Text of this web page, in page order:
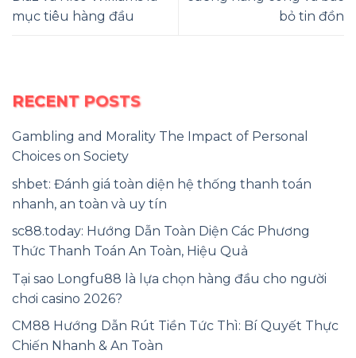
mục tiêu hàng đầu
bỏ tin đồn
RECENT POSTS
Gambling and Morality The Impact of Personal
Choices on Society
shbet: Đánh giá toàn diện hệ thống thanh toán
nhanh, an toàn và uy tín
sc88.today: Hướng Dẫn Toàn Diện Các Phương
Thức Thanh Toán An Toàn, Hiệu Quả
Tại sao Longfu88 là lựa chọn hàng đầu cho người
chơi casino 2026?
CM88 Hướng Dẫn Rút Tiền Tức Thì: Bí Quyết Thực
Chiến Nhanh & An Toàn